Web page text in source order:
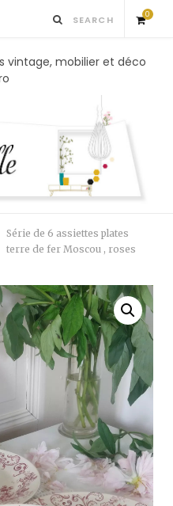
0
S
p
n
g
a
r
t
vintage, mobilier et déco
Série de 6 assiettes plates
terre de fer Moscou , roses